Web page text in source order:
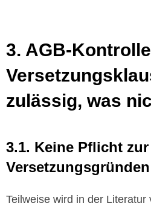
3.
zulässig, was
3.1. Keine Pflicht
Versetzungsgründen
Teilweise wird in der Literatur